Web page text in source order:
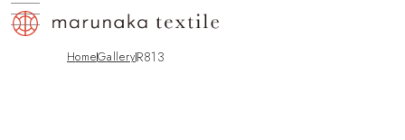
Home gallery R813